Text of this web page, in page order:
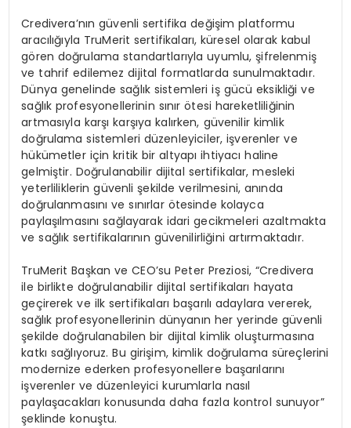
Credivera’nın güvenli sertifika değişim platformu
aracılığıyla TruMerit sertifikaları, küresel olarak kabul
gören doğrulama standartlarıyla uyumlu,şifrelenmiş
ve tahrif edilemez dijital formatlarda sunulmaktadır.
Dünya genelinde sağlık sistemleri iş gücüeksikliği ve
sağlık profesyonellerinin sınırötesi hareketliliğinin
artmasıyla karşıkarşıya kalırken, güvenilir kimlik
doğrulama sistemleri düzenleyiciler, işverenler ve
hükümetler için kritik bir altyapıihtiyacıhaline
gelmiştir. Doğrulanabilir dijital sertifikalar, mesleki
yeterliliklerin güvenlişekilde verilmesini, anında
doğrulanmasınıve sınırlar ötesinde kolayca
paylaşılmasınısağlayarak idari gecikmeleri azaltmakta
ve sağlık sertifikalarının güvenilirliğini artırmaktadır.
TruMerit Başkan ve CEO’su Peter Preziosi, “Credivera
ile birlikte doğrulanabilir dijital sertifikaları hayata
geçirerek ve ilk sertifikaları başarılıadaylara vererek,
sağlık profesyonellerinin dünyanın her yerinde güvenli
şekilde doğrulanabilen bir dijital kimlik oluşturmasına
katkı sağlıyoruz. Bu girişim, kimlik doğrulama süreçlerini
modernize ederken profesyonellere başarılarını
işverenler ve düzenleyici kurumlarla nasıl
paylaşacaklarıkonusunda daha fazla kontrol sunuyor”
şeklinde konuştu.